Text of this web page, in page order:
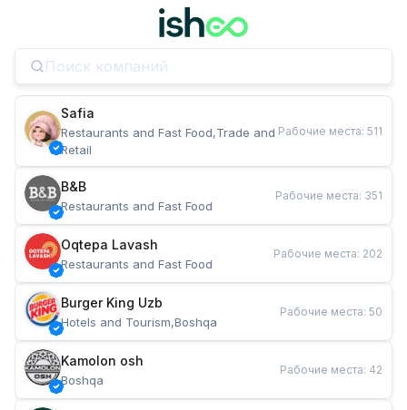
Safia
Restaurants and Fast Food,Trade and
Retail
Рабочие места: 511
B&B
Restaurants and Fast Food
Рабочие места: 351
Oqtepa Lavash
Restaurants and Fast Food
Рабочие места: 202
Burger King Uzb
Hotels and Tourism,Boshqa
Рабочие места: 50
Kamolon osh
Boshqa
Рабочие места: 42